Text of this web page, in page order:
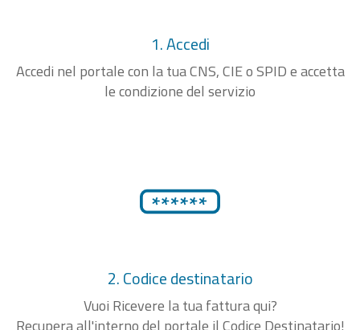
1. Accedi
Accedi nel portale con la tua CNS, CIE o SPID e accetta
le condizione del servizio
2. Codice destinatario
Vuoi Ricevere la tua fattura qui?
Recupera all'interno del portale il Codice Destinatario!